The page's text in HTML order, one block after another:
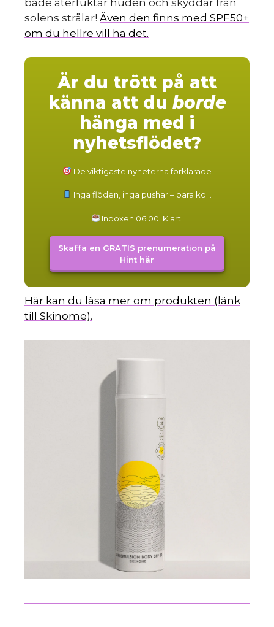
både återfuktar huden och skyddar från
solens strålar! Även den finns med SPF50+
om du hellre vill ha det.
Är du trött på att
känna att du borde
hänga med i
nyhetsflödet?
De viktigaste nyheterna förklarade
Inga flöden, inga pushar – bara koll.
Inboxen 06:00. Klart.
Skaffa en GRATIS prenumeration på
Hint här
Här kan du läsa mer om produkten (länk
till Skinome).